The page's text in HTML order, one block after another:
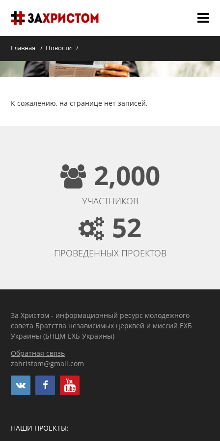
О НАС
МЕРОПРИЯТИЯ 2018
Главная Новости
К сожалению, на странице нет записей.
2,000
УЧАСТНИКОВ
52
ПРОВЕДЕННЫХ ПРОЕКТОВ
За Христом - информационный ресурс молодежного
совета Братства независимых церквей и миссий ЕХБ
Украины (БНЦМ ЕХБ Украины)
Обратная связь
zahristom@gmail.com
НАШИ ПРОЕКТЫ: